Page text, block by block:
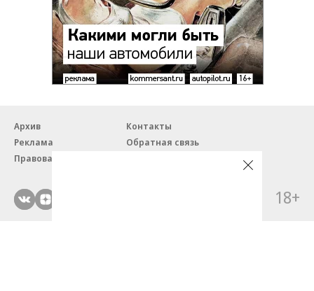
Архив
Контакты
Реклама
Обратная связь
Правовая информация
18+